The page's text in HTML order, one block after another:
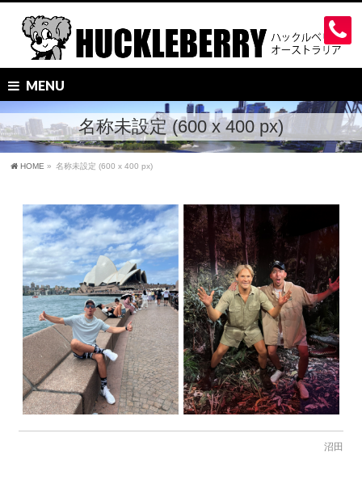
MENU
名称未設定 (600 x 400 px)
HOME » 名称未設定 (600 x 400 px)
沼田